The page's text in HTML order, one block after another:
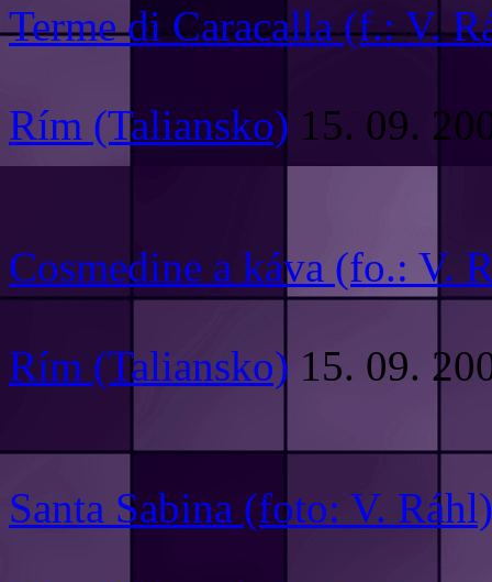
Terme di Caracalla (f.: V.
Rím (Taliansko) 15. 09.
Cosmedine a káva (fo.: V.
Rím (Taliansko) 15. 09.
Santa Sabina (foto: V. Ráhl)